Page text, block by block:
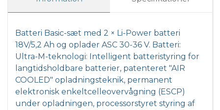
Batteri Basic-sæt med 2 × Li-Power batteri
18V/5,2 Ah og oplader ASC 30-36 V. Batteri:
Ultra-M-teknologi: Intelligent batteristyring for
langtidsholdbare batterier, patenteret "AIR
COOLED" opladningsteknik, permanent
elektronisk enkeltcelleovervågning (ESCP)
under opladningen, processorstyret styring af